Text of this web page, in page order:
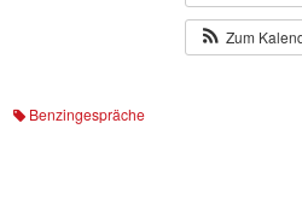
Zum
Benzingespräche